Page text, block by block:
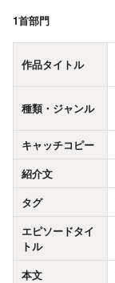
1首部門
作品タイトル
種類・ジャンル
キャッチコピー
紹介文
タグ
エピソードタイ
トル
本文